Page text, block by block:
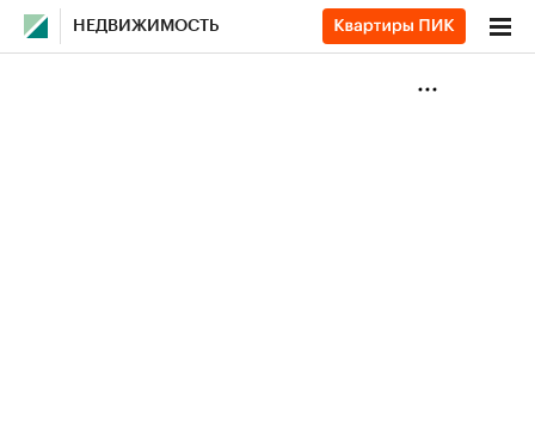
НЕДВИЖИМОСТЬ